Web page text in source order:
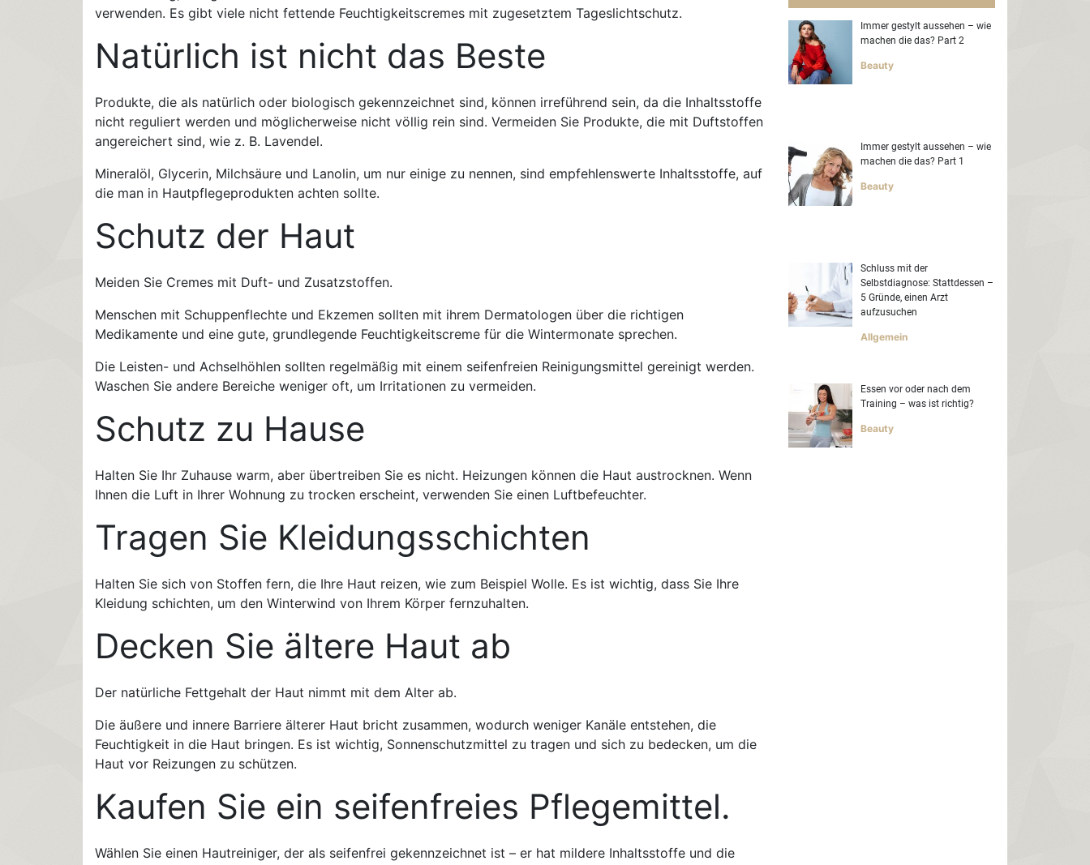
verwenden. Es gibt viele nicht fettende Feuchtigkeitscremes mit zugesetztem Tageslichtschutz.
Natürlich ist nicht das Beste
Produkte, die als natürlich oder biologisch gekennzeichnet sind, können irreführend sein, da die Inhaltsstoffe
nicht reguliert werden und möglicherweise nicht völlig rein sind. Vermeiden Sie Produkte, die mit Duftstoffen
angereichert sind, wie z. B. Lavendel.
Mineralöl, Glycerin, Milchsäure und Lanolin, um nur einige zu nennen, sind empfehlenswerte Inhaltsstoffe, auf
die man in Hautpflegeprodukten achten sollte.
Schutz der Haut
Meiden Sie Cremes mit Duft- und Zusatzstoffen.
Menschen mit Schuppenflechte und Ekzemen sollten mit ihrem Dermatologen über die richtigen
Medikamente und eine gute, grundlegende Feuchtigkeitscreme für die Wintermonate sprechen.
Die Leisten- und Achselhöhlen sollten regelmäßig mit einem seifenfreien Reinigungsmittel gereinigt werden.
Waschen Sie andere Bereiche weniger oft, um Irritationen zu vermeiden.
Schutz zu Hause
Halten Sie Ihr Zuhause warm, aber übertreiben Sie es nicht. Heizungen können die Haut austrocknen. Wenn
Ihnen die Luft in Ihrer Wohnung zu trocken erscheint, verwenden Sie einen Luftbefeuchter.
Tragen Sie Kleidungsschichten
Halten Sie sich von Stoffen fern, die Ihre Haut reizen, wie zum Beispiel Wolle. Es ist wichtig, dass Sie Ihre
Kleidung schichten, um den Winterwind von Ihrem Körper fernzuhalten.
Decken Sie ältere Haut ab
Der natürliche Fettgehalt der Haut nimmt mit dem Alter ab.
Die äußere und innere Barriere älterer Haut bricht zusammen, wodurch weniger Kanäle entstehen, die
Feuchtigkeit in die Haut bringen. Es ist wichtig, Sonnenschutzmittel zu tragen und sich zu bedecken, um die
Haut vor Reizungen zu schützen.
Kaufen Sie ein seifenfreies Pflegemittel.
Wählen Sie einen Hautreiniger, der als seifenfrei gekennzeichnet ist – er hat mildere Inhaltsstoffe und die
Immer gestylt aussehen – wie
machen die das? Part 2
Beauty
Immer gestylt aussehen – wie
machen die das? Part 1
Beauty
Schluss mit der
Selbstdiagnose: Stattdessen –
5 Gründe, einen Arzt
aufzusuchen
Allgemein
Essen vor oder nach dem
Training – was ist richtig?
Beauty